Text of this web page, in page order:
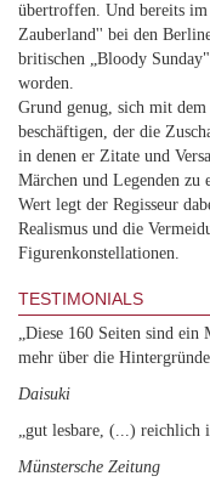
übertroffen. Und bereits
Zauberland'' bei den
britischen „Bloody
worden.
Grund genug, sich mit
beschäftigen, der die
in denen er Zitate und
Märchen und Legenden zu
Wert legt der Regisseur
Realismus und die
Figurenkonstellationen.
TESTIMONIALS
„Diese 160 Seiten sind
mehr über die
Daisuki
„gut lesbare, (...) reichlich
Münstersche Zeitung